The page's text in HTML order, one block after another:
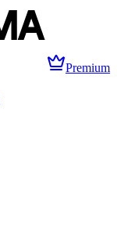
Premium